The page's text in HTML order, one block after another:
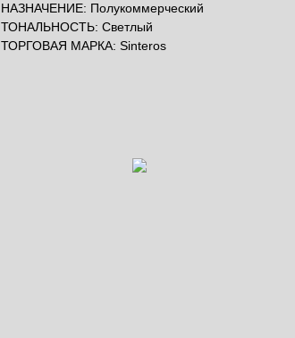
НАЗНАЧЕНИЕ: Полукоммерческий
ТОНАЛЬНОСТЬ: Светлый
ТОРГОВАЯ МАРКА: Sinteros